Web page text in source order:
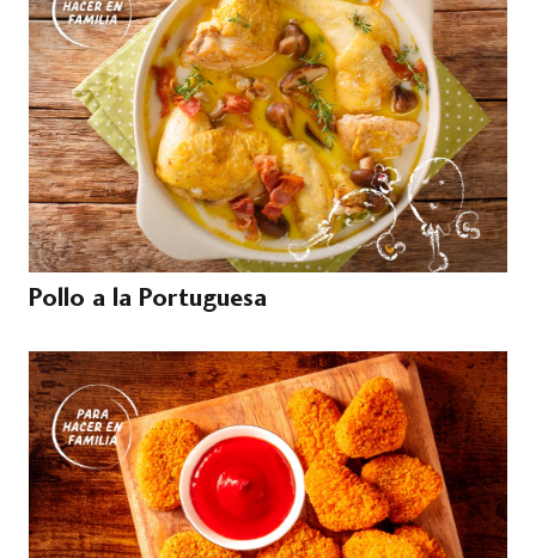
Pollo a la Portuguesa